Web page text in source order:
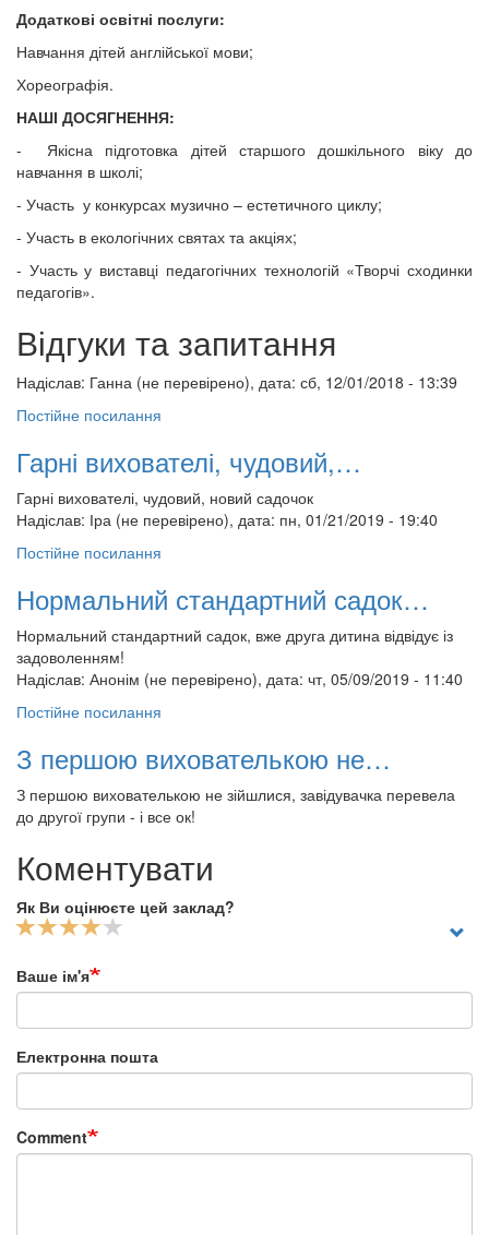
Додаткові освітні послуги:
Навчання дітей англійської мови;
Хореографія.
НАШІ ДОСЯГНЕННЯ:
- Якісна підготовка дітей старшого дошкільного віку до
навчання в школі;
- Участь у конкурсах музично – естетичного циклу;
- Участь в екологічних святах та акціях;
- Участь у виставці педагогічних технологій «Творчі сходинки
педагогів».
Відгуки та запитання
Надіслав: Ганна (не перевірено), дата: сб, 12/01/2018 - 13:39
Постійне посилання
Гарні вихователі, чудовий,…
Гарні вихователі, чудовий, новий садочок
Надіслав: Іра (не перевірено), дата: пн, 01/21/2019 - 19:40
Постійне посилання
Нормальний стандартний садок…
Нормальний стандартний садок, вже друга дитина відвідує із
задоволенням!
Надіслав: Анонім (не перевірено), дата: чт, 05/09/2019 - 11:40
Постійне посилання
З першою вихователькою не…
З першою вихователькою не зійшлися, завідувачка перевела
до другої групи - і все ок!
Коментувати
Як Ви оцінюєте цей заклад?
Ваше ім'я
Електронна пошта
Comment